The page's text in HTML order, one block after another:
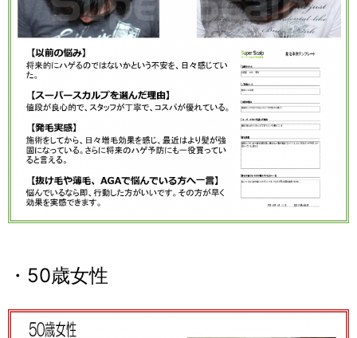
・50歳女性